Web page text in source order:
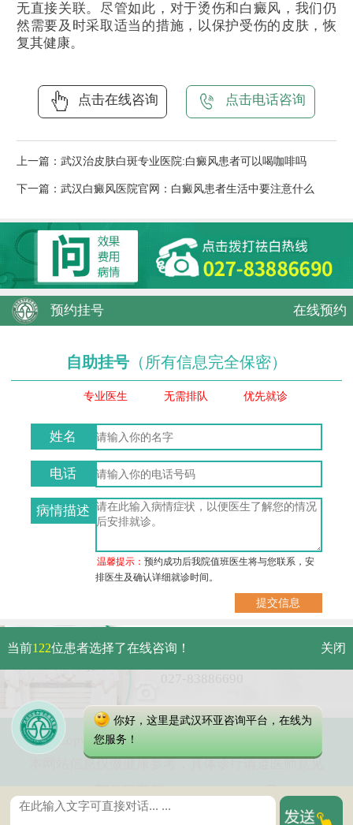
无直接关联。尽管如此，对于烫伤和白癜风，我们仍
然需要及时采取适当的措施，以保护受伤的皮肤，恢
复其健康。
点击在线咨询 点击电话咨询
上一篇： 武汉治皮肤白斑专业医院:白癜风患者可以喝咖啡吗
下一篇： 武汉白癜风医院官网：白癜风患者生活中要注意什么
预约挂号 在线预约
自助挂号 （所有信息完全保密）
专业医生 无需排队 优先就诊
姓名
电话
病情描述
温馨提示：预约成功后我院值班医生将与您联系，安
排医生及确认详细就诊时间。
武汉市硚口区解放大道479号
免费电话：
Copyright 2023 武汉环亚中医白癜风医院
本网站信息仅做健康参考，具体诊疗请遵医师意见
鄂ICP备16003424号-5
当前122位患者选择了在线咨询！ 关闭
你好，这里是武汉环亚咨询平台，在线为
您服务！